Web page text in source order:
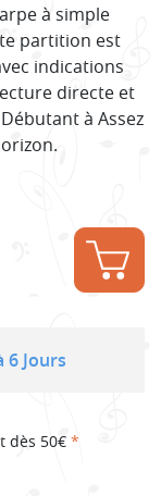
à simple
partition est
indications
directe et
à Assez
6 Jours
dès 50€ *